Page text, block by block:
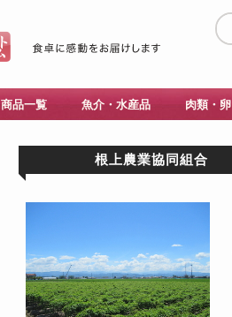
商品一覧 魚介・水産品 肉類・卵
根上農業協同組合